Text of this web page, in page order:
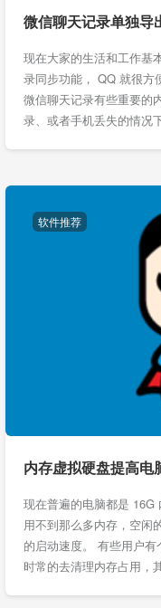
微信聊天记录单独
现在大家的生活和工作基
录同步功能， QQ 就很方
微信聊天记录有些重要的
录、或者手机丢失的情况
软件推荐
内存虚拟硬盘提高
现在普遍的电脑都是 16G
用不到那么多内存，空闲
的启动速度。 有些用户
时常的去清理内存占用，